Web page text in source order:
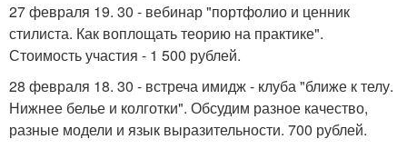
27 февраля 19. 30 - вебинар "портфолио и ценник
стилиста. Как воплощать теорию на практике".
Стоимость участия - 1 500 рублей.
28 февраля 18. 30 - встреча имидж - клуба "ближе к телу.
Нижнее белье и колготки". Обсудим разное качество,
разные модели и язык выразительности. 700 рублей.